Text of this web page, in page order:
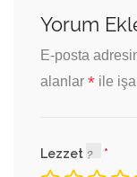
Yorum
E-posta
alanlar * ile
Lezzet